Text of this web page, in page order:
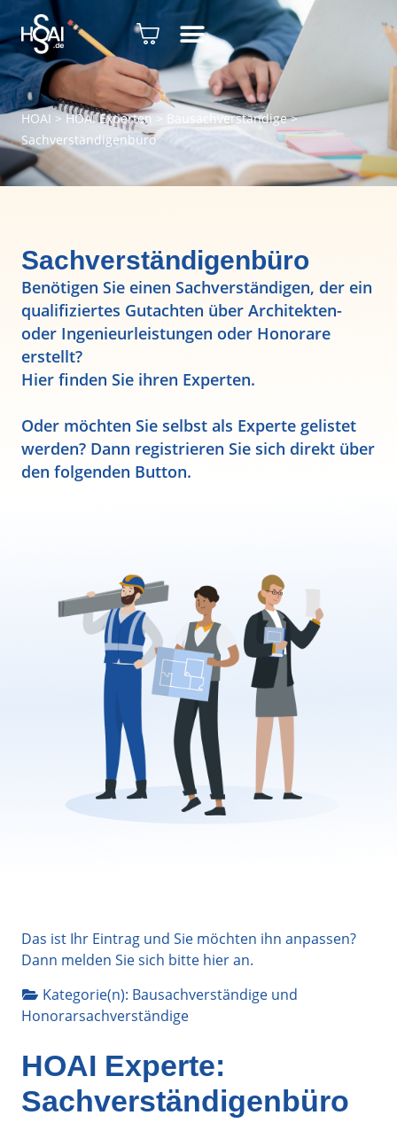
HOAI > HOAI Experten> Bausachverständige>
Sachverständigenbüro
Sachverständigenbüro
Benötigen Sie einen Sachverständigen, der ein
qualifiziertes Gutachten über Architekten-
oder Ingenieurleistungen oder Honorare
erstellt?
Hier finden Sie ihren Experten.
Oder möchten Sie selbst als Experte gelistet
werden? Dann registrieren Sie sich direkt über
den folgenden Button.
Das ist Ihr Eintrag und Sie möchten ihn anpassen?
Dann melden Sie sich bitte hieran.
Kategorie(n): Bausachverständige und
Honorarsachverständige
HOAI Experte:
Sachverständigenbüro